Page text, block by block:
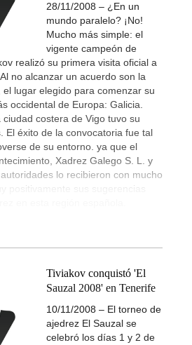
28/11/2008 – ¿En un
mundo paralelo? ¡No!
Mucho más simple: el
vigente campeón de
realizó su primera visita oficial a
no alcanzar un acuerdo son la
lugar elegido para comenzar su
occidental de Europa: Galicia.
costera de Vigo tuvo su
El éxito de la convocatoria fue tal
de su entorno. ya que el
Xadrez Galego S. L. y
lo recibieron con mucho
positivamente sus sugerencias
Tiviakov conquistó 'El
Sauzal 2008' en Tenerife
10/11/2008 – El torneo de
ajedrez El Sauzal se
celebró los días 1 y 2 de